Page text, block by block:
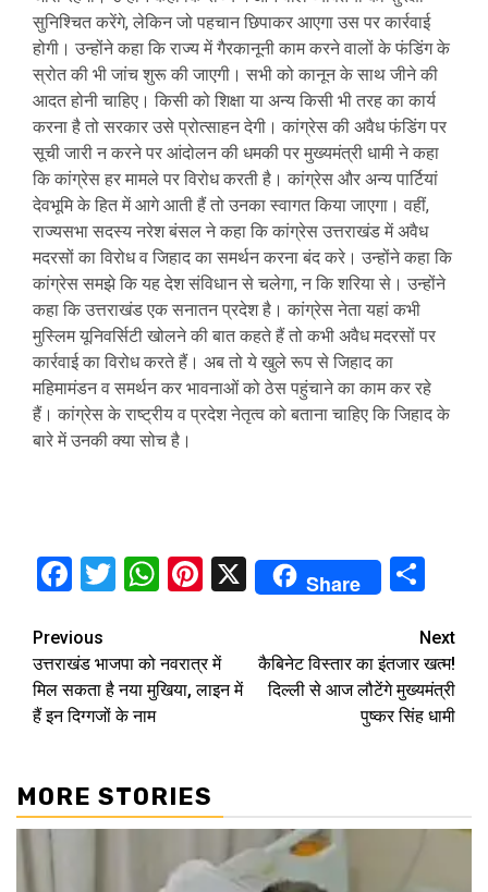
सुनिश्चित करेंगे, लेकिन जो पहचान छिपाकर आएगा उस पर कार्रवाई
होगी। उन्होंने कहा कि राज्य में गैरकानूनी काम करने वालों के फंडिंग के
स्रोत की भी जांच शुरू की जाएगी। सभी को कानून के साथ जीने की
आदत होनी चाहिए। किसी को शिक्षा या अन्य किसी भी तरह का कार्य
करना है तो सरकार उसे प्रोत्साहन देगी। कांग्रेस की अवैध फंडिंग पर
सूची जारी न करने पर आंदोलन की धमकी पर मुख्यमंत्री धामी ने कहा
कि कांग्रेस हर मामले पर विरोध करती है। कांग्रेस और अन्य पार्टियां
देवभूमि के हित में आगे आती हैं तो उनका स्वागत किया जाएगा। वहीं,
राज्यसभा सदस्य नरेश बंसल ने कहा कि कांग्रेस उत्तराखंड में अवैध
मदरसों का विरोध व जिहाद का समर्थन करना बंद करे। उन्होंने कहा कि
कांग्रेस समझे कि यह देश संविधान से चलेगा, न कि शरिया से। उन्होंने
कहा कि उत्तराखंड एक सनातन प्रदेश है। कांग्रेस नेता यहां कभी
मुस्लिम यूनिवर्सिटी खोलने की बात कहते हैं तो कभी अवैध मदरसों पर
कार्रवाई का विरोध करते हैं। अब तो ये खुले रूप से जिहाद का
महिमामंडन व समर्थन कर भावनाओं को ठेस पहुंचाने का काम कर रहे
हैं। कांग्रेस के राष्ट्रीय व प्रदेश नेतृत्व को बताना चाहिए कि जिहाद के
बारे में उनकी क्या सोच है।
Facebook
Twitter
WhatsApp
Pinterest
X Share
Continue
Reading
Previous
उत्तराखंड भाजपा को नवरात्र में
मिल सकता है नया मुखिया, लाइन में
हैं इन दिग्‍गजों के नाम
Next
कैबिनेट विस्तार का इंतजार खत्म!
दिल्‍ली से आज लौटेंगे मुख्यमंत्री
पुष्कर सिंह धामी
MORE STORIES